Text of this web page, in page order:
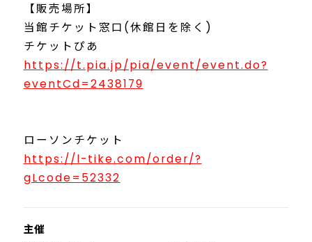
【販売場所】
当館チケット窓口(休館日を除く)
チケットぴあ
https://t.pia.jp/pia/event/event.do?
eventCd=2438179
ローソンチケット
https://l-tike.com/order/?
gLcode=52332
主催